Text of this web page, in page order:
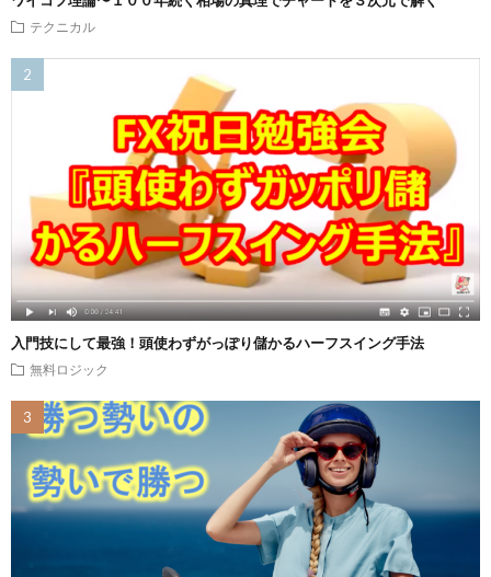
テクニカル
入門技にして最強！頭使わずがっぽり儲かるハーフスイング手法
無料ロジック